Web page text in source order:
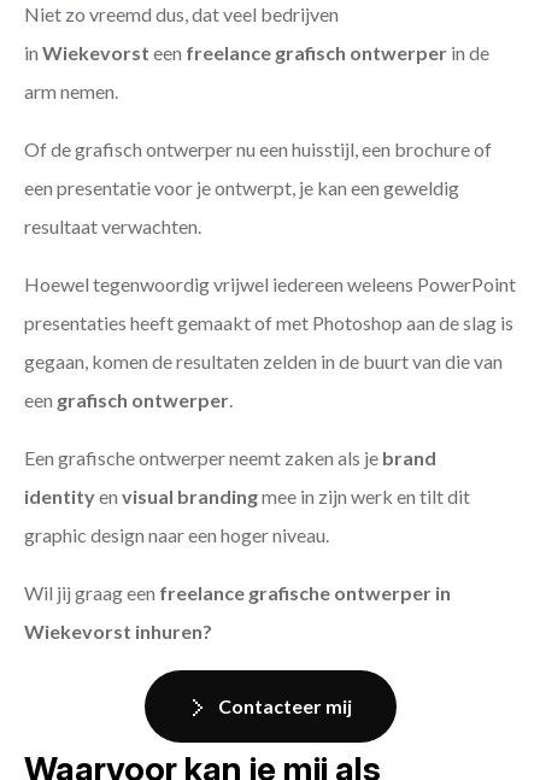
Niet zo vreemd dus, dat veel bedrijven
in Wiekevorst een freelance grafisch ontwerper in de
arm nemen.
Of de grafisch ontwerper nu een huisstijl, een brochure of
een presentatie voor je ontwerpt, je kan een geweldig
resultaat verwachten.
Hoewel tegenwoordig vrijwel iedereen weleens PowerPoint
presentaties heeft gemaakt of met Photoshop aan de slag is
gegaan, komen de resultaten zelden in de buurt van die van
een grafisch ontwerper
Een grafische ontwerper neemt zaken als je brand
identityen visual brandingmee in zijn werk en tilt dit
graphic design naar een hoger niveau.
Wil jij graag een freelance grafische ontwerper in
Wiekevorst inhuren?
Contacteer mij
Waarvoor kan je mij als